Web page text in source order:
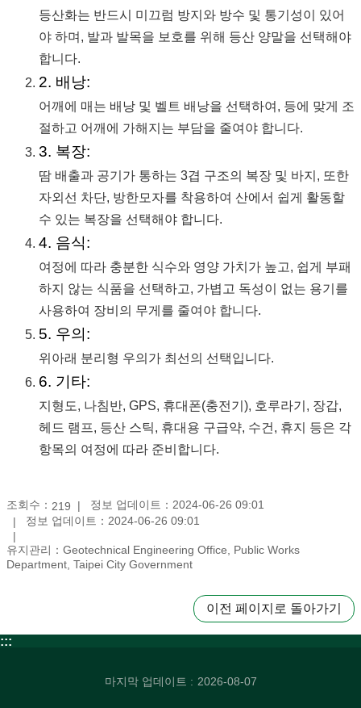
등산화는 반드시 미끄럼 방지와 방수 및 통기성이 있어
야 하며, 발과 발목을 보호를 위해 등산 양말을 선택해야
합니다.
2. 배낭:
어깨에 매는 배낭 및 벨트 배낭을 선택하여, 등에 맞게 조
절하고 어깨에 가해지는 부담을 줄여야 합니다.
3. 복장:
땀 배출과 공기가 통하는 3겹 구조의 복장 및 바지, 또한
자외선 차단, 방한모자를 착용하여 산에서 쉽게 활동할
수 있는 복장을 선택해야 합니다.
4. 음식:
여정에 따라 충분한 식수와 영양 가치가 높고, 쉽게 부패
하지 않는 식품을 선택하고, 가볍고 독성이 없는 용기를
사용하여 장비의 무게를 줄여야 합니다.
5. 우의:
위아래 분리형 우의가 최선의 선택입니다.
6. 기타:
지형도, 나침반, GPS, 휴대폰(충전기), 호루라기, 장갑,
헤드 램프, 등산 스틱, 휴대용 구급약, 수건, 휴지 등은 각
항목의 여정에 따라 준비합니다.
조회수： 219
정보 업데이트：2024-06-26 09:01
정보 업데이트：2024-06-26 09:01
유지관리：Geotechnical Engineering Office, Public Works
Department, Taipei City Government
이전 페이지로 돌아가기
:::
마지막 업데이트 2026-08-07